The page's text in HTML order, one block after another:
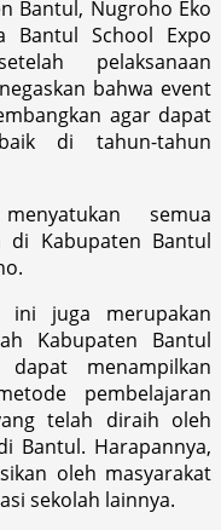
Bantul, Nugroho Eko
Bantul School Expo
pelaksanaan
bahwa event
agar dapat
di tahun-tahun
semua
di Kabupaten Bantul
ini juga merupakan
Kabupaten Bantul
menampilkan
pembelajaran
telah diraih oleh
Bantul. Harapannya,
oleh masyarakat
sekolah lainnya.